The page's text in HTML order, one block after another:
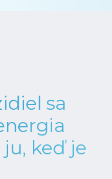
sa
ju, keď je